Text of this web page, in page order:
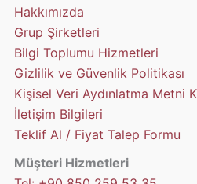
Hakkımızda
Grup Şirketleri
Bilgi Toplumu Hizmetleri
Gizlilik ve Güvenlik Politikası
Kişisel Veri Aydınlatma Metni
İletişim Bilgileri
Teklif Al / Fiyat Talep Formu
Müşteri Hizmetleri